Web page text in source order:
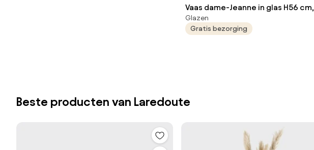
Vaas dame-Jeanne in glas H56 cm,
Izolia
Glazen
Gratis bezorging
Beste producten van Laredoute